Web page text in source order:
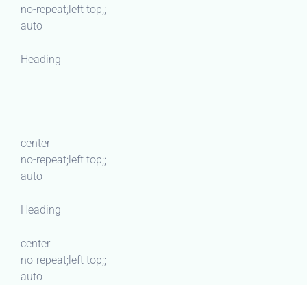
no-repeat;left top;;
auto
Heading
center
no-repeat;left top;;
auto
Heading
center
no-repeat;left top;;
auto